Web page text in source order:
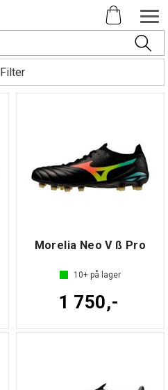
Filter
Morelia Neo V ß Pro
10+ på lager
1 750,-